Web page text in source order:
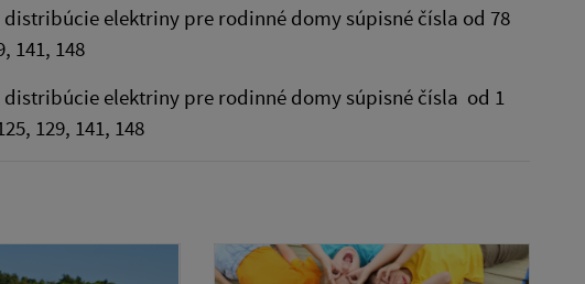
elektriny pre rodinné domy súpisné čísla od 78
141, 148
distribúcie elektriny pre rodinné domy súpisné čísla od 1
129, 141, 148